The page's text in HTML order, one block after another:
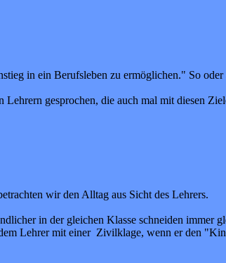
in ein Berufsleben zu ermöglichen." So
gesprochen, die auch mal mit diesen
wir den Alltag aus Sicht des Lehrers.
in der gleichen Klasse schneiden immer
Lehrer mit einer Zivilklage, wenn er den